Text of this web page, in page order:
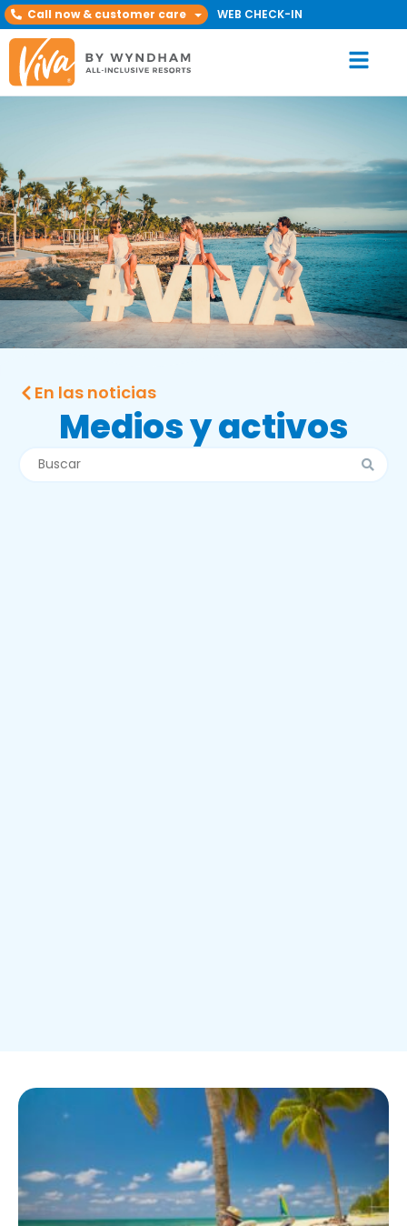
Call now & customer care WEB CHECK-IN
En las noticias
Medios y activos